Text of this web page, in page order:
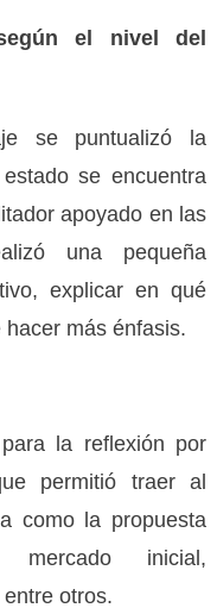
el nivel del
se puntualizó la
se encuentra
apoyado en las
una pequeña
explicar en qué
más énfasis.
la reflexión por
permitió traer al
como la propuesta
mercado inicial,
otros.